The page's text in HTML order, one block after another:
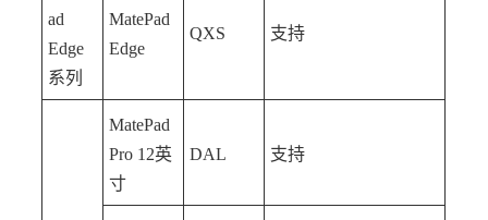
ad
Edge
系列
MatePad
Edge
QXS 支持
MatePad
Pro 12英
寸
DAL 支持